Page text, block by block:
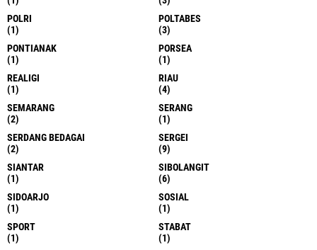
POLRI
(1)
POLTABES
(3)
PONTIANAK
(1)
PORSEA
(1)
REALIGI
(1)
RIAU
(4)
SEMARANG
(2)
SERANG
(1)
SERDANG BEDAGAI
(2)
SERGEI
(9)
SIANTAR
(1)
SIBOLANGIT
(6)
SIDOARJO
(1)
SOSIAL
(1)
SPORT
(1)
STABAT
(1)